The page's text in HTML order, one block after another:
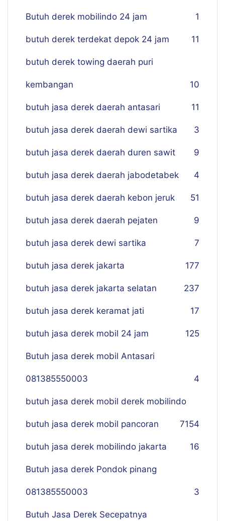
Butuh derek mobilindo 24 jam 1
butuh derek terdekat depok 24 jam 11
butuh derek towing daerah puri
kembangan 10
butuh jasa derek daerah antasari 11
butuh jasa derek daerah dewi sartika 3
butuh jasa derek daerah duren sawit 9
butuh jasa derek daerah jabodetabek 4
butuh jasa derek daerah kebon jeruk 51
butuh jasa derek daerah pejaten 9
butuh jasa derek dewi sartika 7
butuh jasa derek jakarta 177
butuh jasa derek jakarta selatan 237
butuh jasa derek keramat jati 17
butuh jasa derek mobil 24 jam 125
Butuh jasa derek mobil Antasari
081385550003 4
butuh jasa derek mobil derek mobilindo
154
butuh jasa derek mobil pancoran 7
butuh jasa derek mobilindo jakarta 16
Butuh jasa derek Pondok pinang
081385550003 3
Butuh Jasa Derek Secepatnya